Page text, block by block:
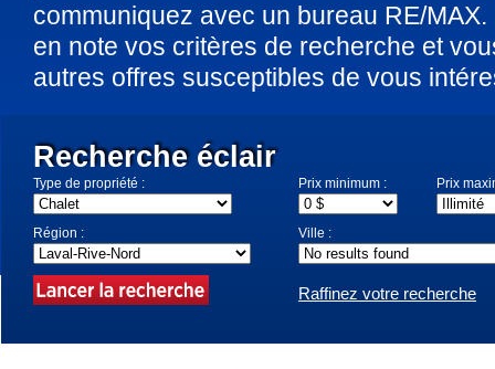
communiquez avec un bureau RE/
en note vos critères de recherche et
autres offres susceptibles de vous
Recherche éclair
Type de propriété : Prix minimum : Prix
Région : Ville :
Raffinez votre recherche